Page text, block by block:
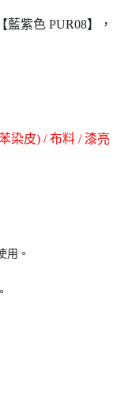
紫色 PUR08】，
染皮) / 布料 / 漆亮
用。